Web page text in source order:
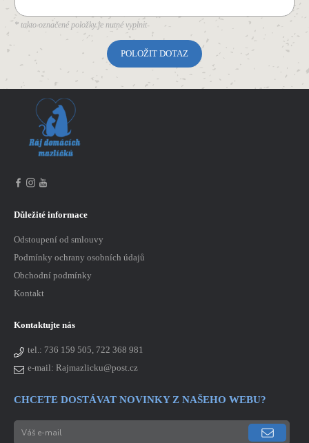
* takto označené položky je nutné vyplnit
Důležité informace
Odstoupení od smlouvy
Podmínky ochrany osobních údajů
Obchodní podmínky
Kontakt
Kontaktujte nás
tel.: 736 159 505, 722 368 981
e-mail: Rajmazlicku@post.cz
CHCETE DOSTÁVAT NOVINKY Z NAŠEHO WEBU?